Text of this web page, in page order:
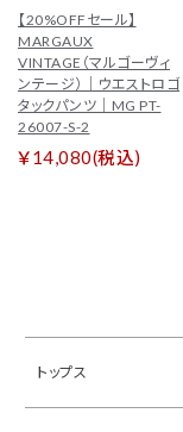
ブランド一覧
カテゴリーから探す
新着商品
【20%OFFセール】
MARGAUX
VINTAGE（マルゴーヴィ
ンテージ）｜ウエストロゴ
タックパンツ｜MG PT-
26007-S-2
￥14,080(税込)
トップス